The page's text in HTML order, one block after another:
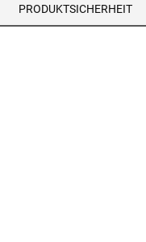
PRODUKTSICHERHEIT